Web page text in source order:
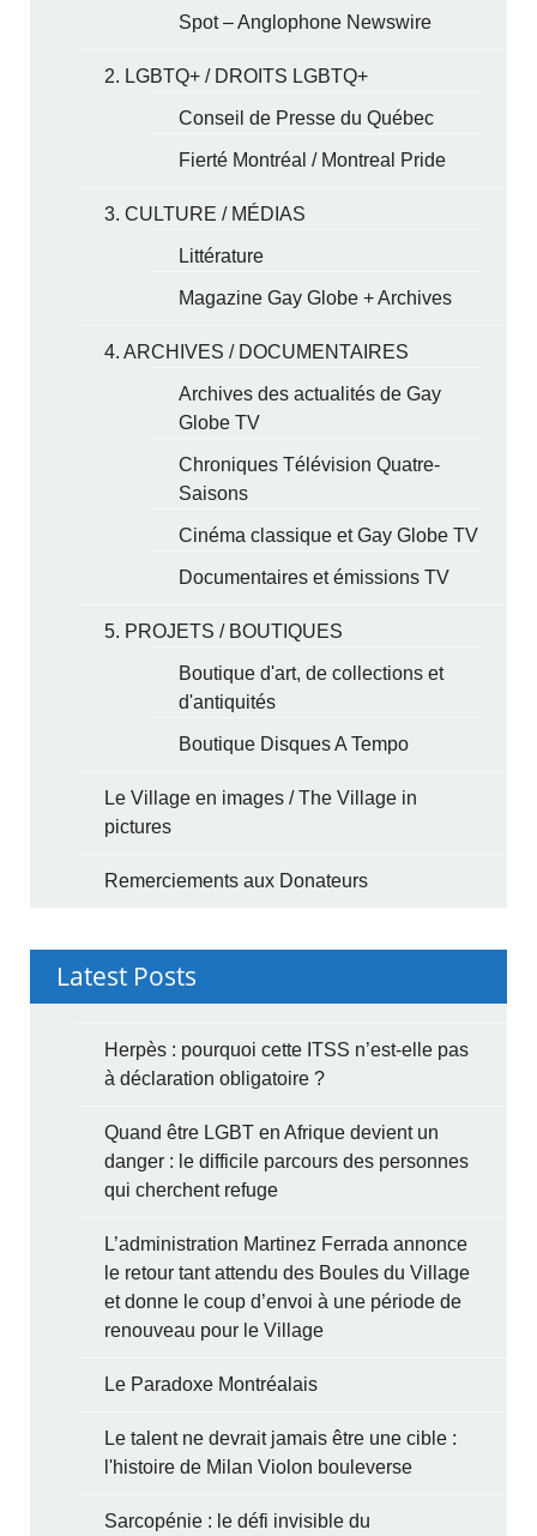
Spot – Anglophone Newswire
2. LGBTQ+ / DROITS LGBTQ+
Conseil de Presse du Québec
Fierté Montréal / Montreal Pride
3. CULTURE / MÉDIAS
Littérature
Magazine Gay Globe + Archives
4. ARCHIVES / DOCUMENTAIRES
Archives des actualités de Gay
Globe TV
Chroniques Télévision Quatre-
Saisons
Cinéma classique et Gay Globe TV
Documentaires et émissions TV
5. PROJETS / BOUTIQUES
Boutique d'art, de collections et
d'antiquités
Boutique Disques A Tempo
Le Village en images / The Village in
pictures
Remerciements aux Donateurs
Latest Posts
Herpès : pourquoi cette ITSS n’est-elle pas
à déclaration obligatoire ?
Quand être LGBT en Afrique devient un
danger : le difficile parcours des personnes
qui cherchent refuge
L’administration Martinez Ferrada annonce
le retour tant attendu des Boules du Village
et donne le coup d’envoi à une période de
renouveau pour le Village
Le Paradoxe Montréalais
Le talent ne devrait jamais être une cible :
l'histoire de Milan Violon bouleverse
Sarcopénie : le défi invisible du